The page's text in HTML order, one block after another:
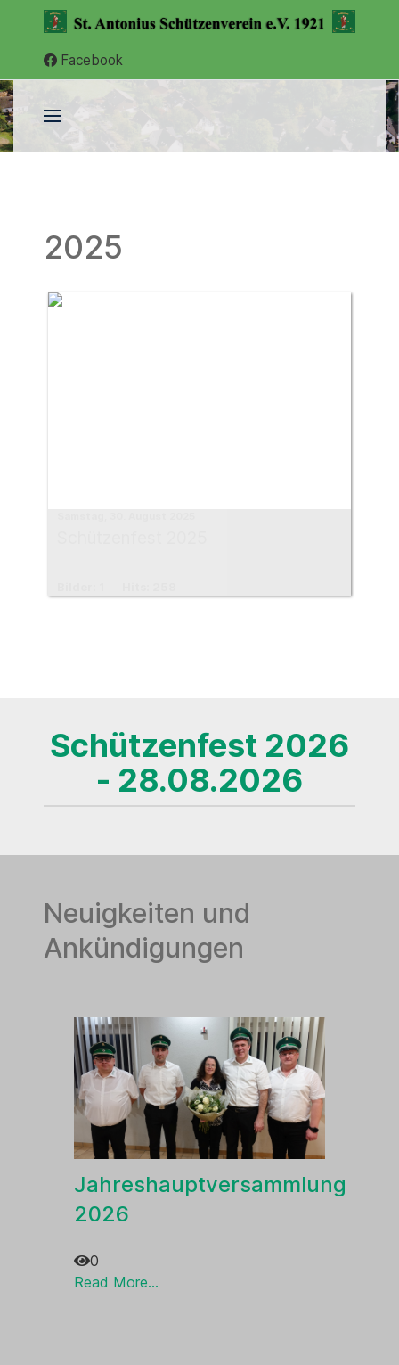
Facebook
2025
Schützenfest 2026
- 28.08.2026
Neuigkeiten und
Ankündigungen
Jahreshauptversammlung
2026
0
Read More...